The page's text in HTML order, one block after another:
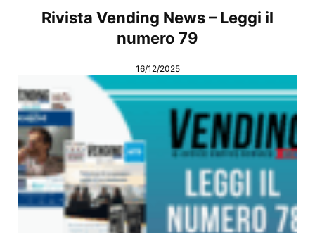
Rivista Vending News – Leggi il
numero 79
16/12/2025